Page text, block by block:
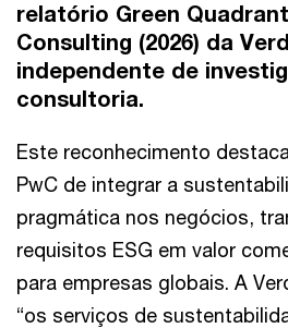
relatório Green
Consulting (2026) da
independente de
consultoria.
Este reconhecimento
PwC de integrar a
pragmática nos negócios,
requisitos ESG em valor
para empresas globais. A
“os serviços de